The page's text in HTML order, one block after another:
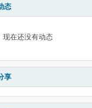
态
现在还没有动态
享